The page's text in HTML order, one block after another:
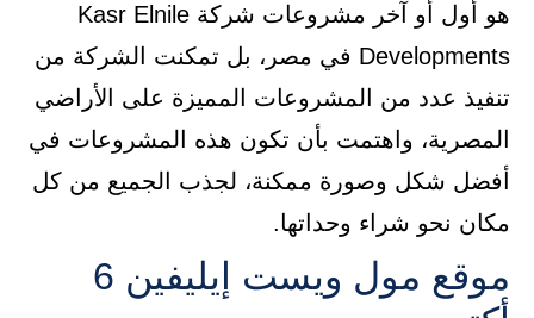
هو أول أو آخر مشروعات شركة Kasr Elnile
Developments في مصر، بل تمكنت الشركة من
تنفيذ عدد من المشروعات المميزة على الأراضي
المصرية، واهتمت بأن تكون هذه المشروعات في
أفضل شكل وصورة ممكنة، لجذب الجميع من كل
مكان نحو شراء وحداتها.
موقع مول ويست إيليفين 6